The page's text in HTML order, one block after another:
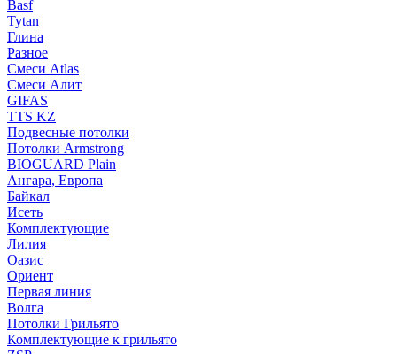
Basf
Tytan
Глина
Разное
Смеси Atlas
Смеси Алит
GIFAS
TTS KZ
Подвесные потолки
Потолки Armstrong
BIOGUARD Plain
Ангара, Европа
Байкал
Исеть
Комплектующие
Лилия
Оазис
Ориент
Первая линия
Волга
Потолки Грильято
Комплектующие к грильято